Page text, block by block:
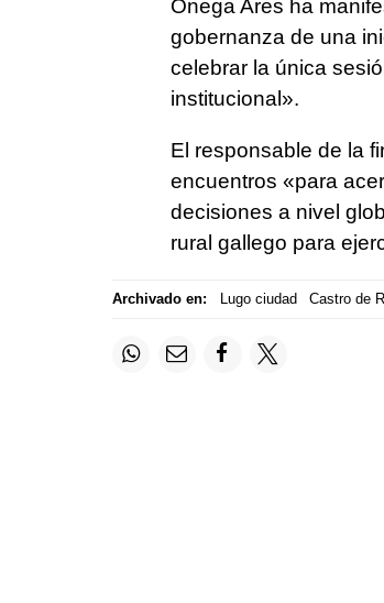
Ónega Ares ha
gobernanza de una
celebrar la única
institucional».
El responsable de la
encuentros «para
decisiones a nivel
rural gallego para
Archivado en: Lugo ciudad Castro de